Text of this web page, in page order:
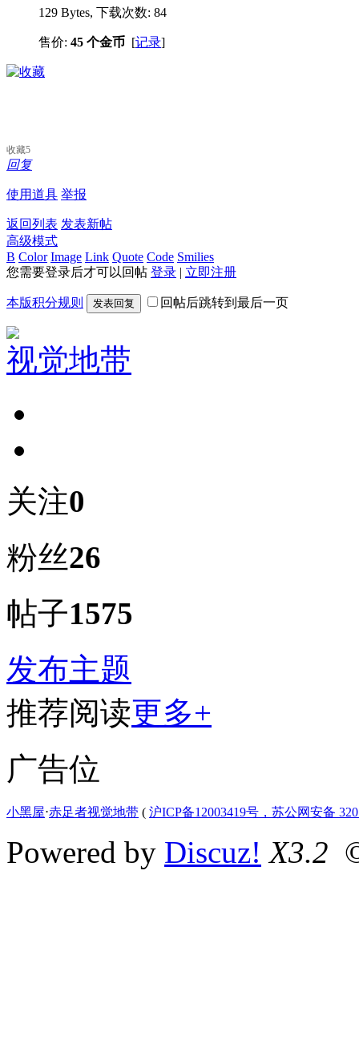
129 Bytes, 下载次数: 84
售价: 45 个金币 [记录]
收藏5
回复
使用道具 举报
返回列表 发表新帖
高级模式
B Color Image Link Quote Code Smilies
您需要登录后才可以回帖 登录 | 立即注册
本版积分规则 发表回复 回帖后跳转到最后一页
视觉地带
关注0
粉丝26
帖子1575
发布主题
推荐阅读更多+
广告位
小黑屋⋅赤足者视觉地带 ( 沪ICP备12003419号，苏公网安备
Powered by Discuz! X3.2